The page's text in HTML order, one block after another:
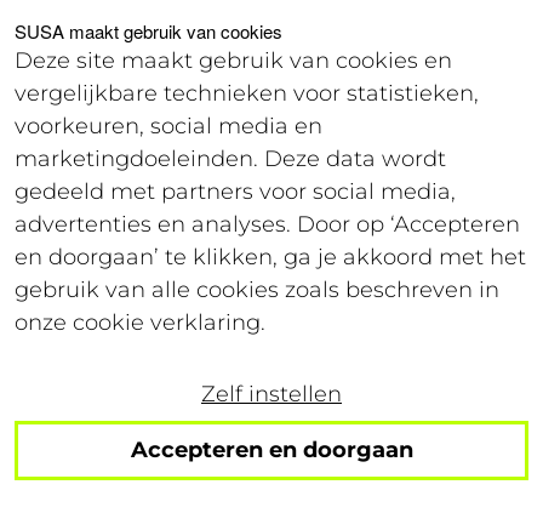
SUSA maakt gebruik van cookies
Deze site maakt gebruik van cookies en
vergelijkbare technieken voor statistieken,
voorkeuren, social media en
marketingdoeleinden. Deze data wordt
gedeeld met partners voor social media,
advertenties en analyses. Door op ‘Accepteren
en doorgaan’ te klikken, ga je akkoord met het
gebruik van alle cookies zoals beschreven in
onze cookie verklaring.
Zelf instellen
Accepteren en doorgaan
Voor studenten Voor werkgevers
Offerte
Jouw Gen Z‑aanpak in
kan beter?
22 september 2025
Leestijd: 4 minuten